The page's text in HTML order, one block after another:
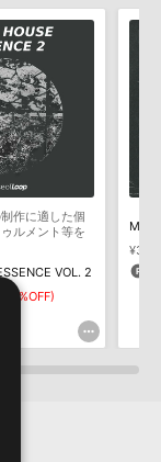
に記載されており
行って下さい。
作マニュアルをご
に関するお問い合
さい。
ことを紹介するた
して、デモソング
た、デモソングを
まれていることを
返金はお受け付け致
ーザー様専用となって
要がございます。
2のサポート情
作に適した個
ルメント等を
VOL. 2